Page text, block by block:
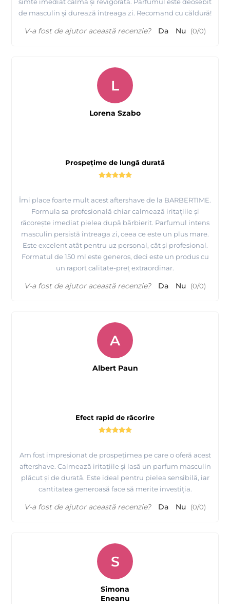
simte imediat calmă și revigorată. Parfumul este deosebit
de masculin și durează întreaga zi. Recomand cu căldură!
V-a fost de ajutor această recenzie? Da Nu (0/0)
Prospețime de lungă durată
Îmi place foarte mult acest aftershave de la BARBERTIME.
Formula sa profesională chiar calmează iritațiile și
răcorește imediat pielea după bărbierit. Parfumul intens
masculin persistă întreaga zi, ceea ce este un plus mare.
Este excelent atât pentru uz personal, cât și profesional.
Formatul de 150 ml este generos, deci este un produs cu
un raport calitate-preț extraordinar.
L
Lorena Szabo
V-a fost de ajutor această recenzie? Da Nu (0/0)
Efect rapid de răcorire
Am fost impresionat de prospețimea pe care o oferă acest
aftershave. Calmează iritațiile și lasă un parfum masculin
plăcut și de durată. Este ideal pentru pielea sensibilă, iar
cantitatea generoasă face să merite investiția.
A
Albert Paun
V-a fost de ajutor această recenzie? Da Nu (0/0)
S
Simona
Eneanu